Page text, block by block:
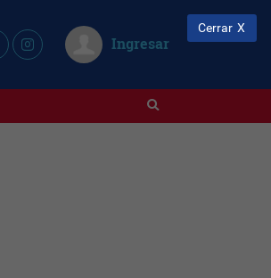
Ingresar
Cerrar